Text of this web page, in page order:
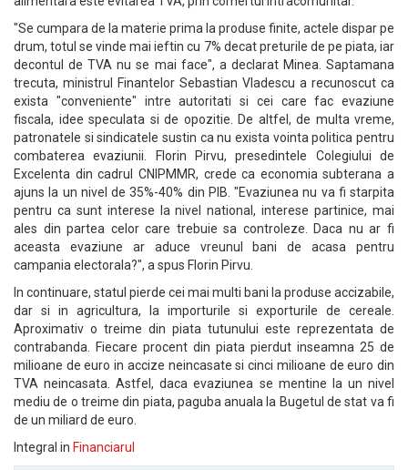
"Se cumpara de la materie prima la produse finite, actele dispar pe
drum, totul se vinde mai ieftin cu 7% decat preturile de pe piata, iar
decontul de TVA nu se mai face", a declarat Minea. Saptamana
trecuta, ministrul Finantelor Sebastian Vladescu a recunoscut ca
exista "conveniente" intre autoritati si cei care fac evaziune
fiscala, idee speculata si de opozitie. De altfel, de multa vreme,
patronatele si sindicatele sustin ca nu exista vointa politica pentru
combaterea evaziunii. Florin Pirvu, presedintele Colegiului de
Excelenta din cadrul CNIPMMR, crede ca economia subterana a
ajuns la un nivel de 35%-40% din PIB. "Evaziunea nu va fi starpita
pentru ca sunt interese la nivel national, interese partinice, mai
ales din partea celor care trebuie sa controleze. Daca nu ar fi
aceasta evaziune ar aduce vreunul bani de acasa pentru
campania electorala?", a spus Florin Pirvu.
In continuare, statul pierde cei mai multi bani la produse accizabile,
dar si in agricultura, la importurile si exporturile de cereale.
Aproximativ o treime din piata tutunului este reprezentata de
contrabanda. Fiecare procent din piata pierdut inseamna 25 de
milioane de euro in accize neincasate si cinci milioane de euro din
TVA neincasata. Astfel, daca evaziunea se mentine la un nivel
mediu de o treime din piata, paguba anuala la Bugetul de stat va fi
de un miliard de euro.
Integral in Financiarul